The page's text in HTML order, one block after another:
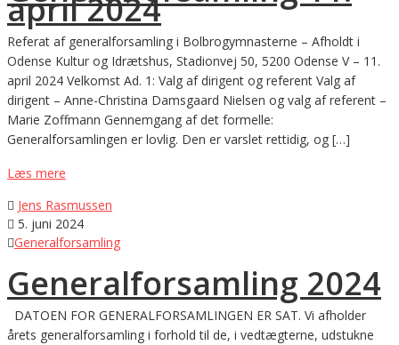
april 2024
Referat af generalforsamling i Bolbrogymnasterne – Afholdt i
Odense Kultur og Idrætshus, Stadionvej 50, 5200 Odense V – 11.
april 2024 Velkomst Ad. 1: Valg af dirigent og referent Valg af
dirigent – Anne-Christina Damsgaard Nielsen og valg af referent –
Marie Zoffmann Gennemgang af det formelle:
Generalforsamlingen er lovlig. Den er varslet rettidig, og […]
Læs mere
 Jens Rasmussen
 5. juni 2024
Generalforsamling
Generalforsamling 2024
DATOEN FOR GENERALFORSAMLINGEN ER SAT. Vi afholder
årets generalforsamling i forhold til de, i vedtægterne, udstukne